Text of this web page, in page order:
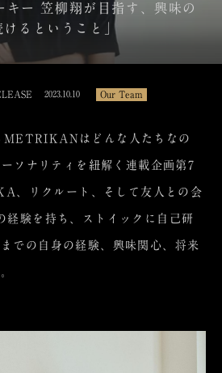
ー 笠柳翔が目指す、興味の
るということ」
2023.10.10 Our Team
はどんな人たちなの
ソナリティを紐解く連載企画第7
、リクルート、そして友人との会
経験を持ち、ストイックに自己研
での自身の経験、興味関心、将来